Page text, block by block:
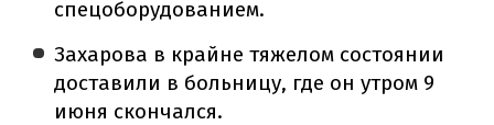
спецоборудованием.
Захарова в крайне тяжелом состоянии
доставили в больницу, где он утром 9
июня скончался.